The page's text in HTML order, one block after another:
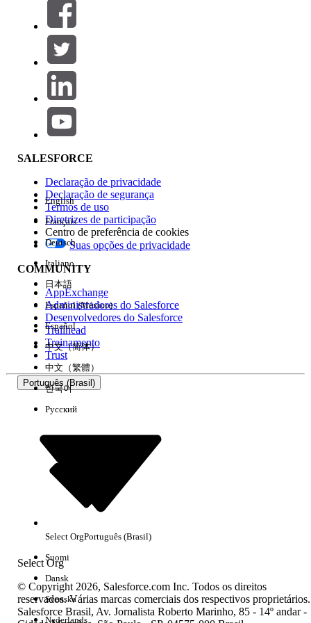
Filtros (0)
SELECIONAR FILTROS
Área de produtos
Impacto do recurso
Edição
Experiência
Sem resultados
SALESFORCE
Declaração de privacidade
Declaração de segurança
Termos de uso
Diretrizes de participação
Centro de preferência de cookies
Suas opções de privacidade
COMMUNITY
AppExchange
Administradores do Salesforce
Desenvolvedores do Salesforce
Trailhead
Treinamento
Trust
Português (Brasil)
Select Org
English
Français
Deutsch
Italiano
日本語
Español (México)
Español
中文（简体）
中文（繁體）
한국어
Русский
Select OrgPortuguês (Brasil)
Suomi
Dansk
Svenska
Nederlands
© Copyright 2026, Salesforce.com Inc. Todos os direitos
reservados. Várias marcas comerciais dos respectivos proprietários.
Salesforce Brasil, Av. Jornalista Roberto Marinho, 85 - 14º andar -